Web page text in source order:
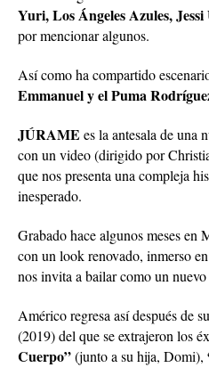
Yuri, Los Ángeles Azules,
por mencionar algunos.
Así como ha compartido
Emmanuel y el Puma
JÚRAME es la antesala de una
con un video (dirigido por
que nos presenta una compleja
inesperado.
Grabado hace algunos meses
con un look renovado, inmerso
nos invita a bailar como un
Américo regresa así después de
(2019) del que se extrajeron los
Cuerpo”(junto a su hija, Domi),